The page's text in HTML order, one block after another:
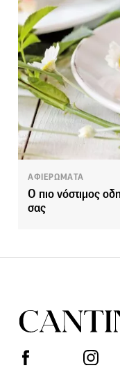
ΑΦΙΕΡΩΜΑΤΑ
Ο πιο νόστιμος
σας